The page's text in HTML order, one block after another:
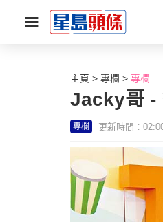
主頁 專欄 專欄
Jacky哥 -
專欄 更新時間：